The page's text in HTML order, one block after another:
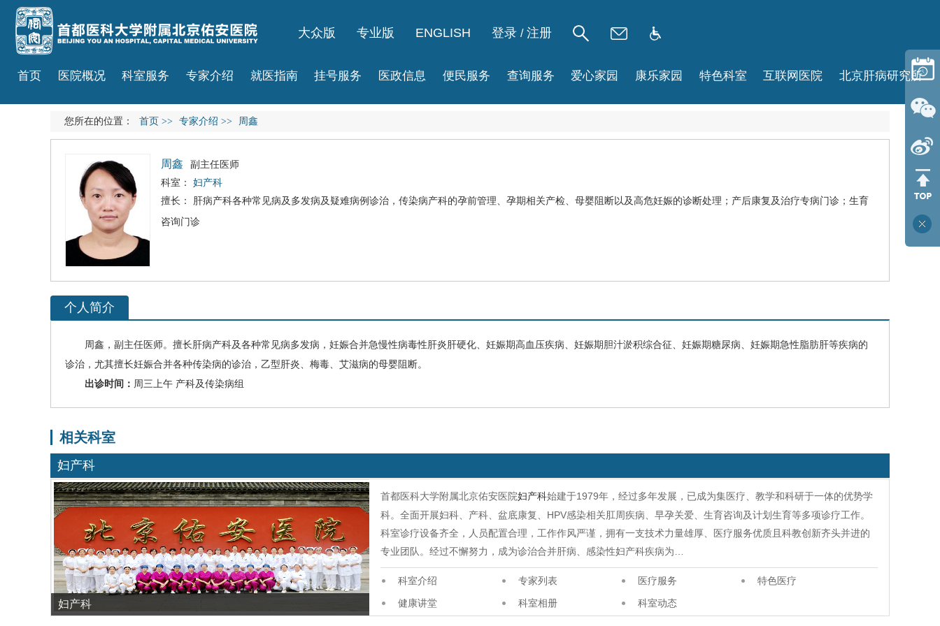
大众版 专业版 ENGLISH 登录 / 注册
首页 医院概况 科室服务 专家介绍 就医指南 挂号服务 医政信息 便民服务 查询服务 爱心家园 康乐家园 特色科室 互联网医院 北京肝病研究所
您所在的位置： 首页 >> 专家介绍 >> 周鑫
周鑫
副主任医师
科室： 妇产科
擅长： 肝病产科各种常见病及多发病及疑难病例诊治，传染病产科的孕前管理、孕期相关产检、母婴阻断以及高危妊娠的诊断处理；产后康复及治疗专病门诊；生育
咨询门诊
个人简介
周鑫 ，副主任医师。擅长肝病产科及各种常见病多发病，妊娠合并急慢性病毒性肝炎肝硬化 、妊娠期高血压疾病、妊娠期胆汁淤积综合征、妊娠期糖尿病、妊娠期急性脂肪肝等疾病的
诊治，尤其擅长妊娠合并各种传染病的诊治，乙型肝炎、 梅毒 艾滋病的母婴阻断。
出诊时间： 周三上午 产科及传染病组
相关科室
妇产科
妇产科
首都医科大学附属北京佑安医院妇产科始建于1979年，经过多年发展，已成为集医疗、教学和科研于一体的优势学
科。全面开展妇科、产科、盆底康复、HPV感染相关肛周疾病、早孕关爱、生育咨询及计划生育等多项诊疗工作。
科室诊疗设备齐全，人员配置合理，工作作风严谨，拥有一支技术力量雄厚、医疗服务优质且科教创新齐头并进的
专业团队。经过不懈努力，成为诊治合并肝病、感染性妇产科疾病为…
科室介绍 专家列表 医疗服务
特色医疗
健康讲堂
科室相册 科室动态